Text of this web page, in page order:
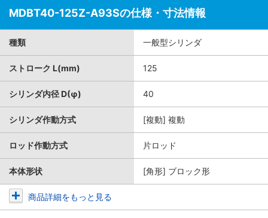
MDBT40-125Z-A93Sの仕様・寸法情報
種類 一般型シリンダ
ストローク L(mm) 125
シリンダ内径 D(φ) 40
シリンダ作動方式 [複動] 複動
ロッド作動方式 片ロッド
本体形状 [角形] ブロック形
商品詳細をもっと見る